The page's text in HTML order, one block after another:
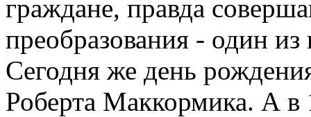
граждане, правда
преобразования - один
Сегодня же день
Роберта Маккормика. А в